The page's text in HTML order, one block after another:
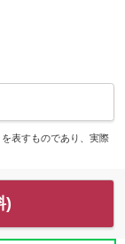
表すものであり、実際
)